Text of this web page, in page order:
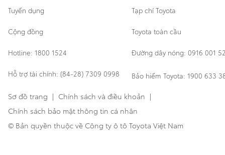
Tuyển dụng Tạp chí Toyota
Cộng đồng Toyota toàn cầu
Hotline: 1800 1524 Đường dây nóng: 0916 001
Hỗ trợ tài chính: (84-28) 7309 0998 Bảo hiểm Toyota: 1900 633
Sơ đồ trang | Chính sách và điều khoản |
Chính sách bảo mật thông tin cá nhân
© Bản quyền thuộc về Công ty ô tô Toyota Việt Nam